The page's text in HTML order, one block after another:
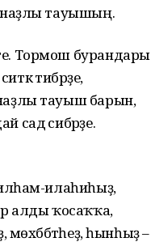
наҙлы тауышың.
Тормош бурандары
тибәрҙе,
тауыш барын,
садә сибәрҙе.
илһам-илаһиһыҙ,
алды ҡосаҡҡа,
мөхәббәтһеҙ, һынһыҙ –